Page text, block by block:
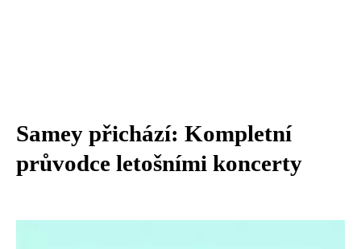
Samey přichází: Kompletní
průvodce letošními koncerty